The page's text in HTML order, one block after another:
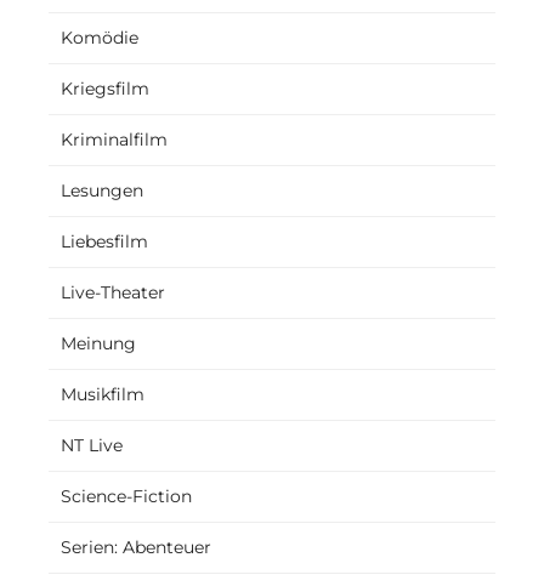
Komödie
Kriegsfilm
Kriminalfilm
Lesungen
Liebesfilm
Live-Theater
Meinung
Musikfilm
NT Live
Science-Fiction
Serien: Abenteuer